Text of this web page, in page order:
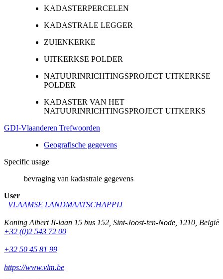
KADASTERPERCELEN
KADASTRALE LEGGER
ZUIENKERKE
UITKERKSE POLDER
NATUURINRICHTINGSPROJECT UITKERKSE
POLDER
KADASTER VAN HET
NATUURINRICHTINGSPROJECT UITKERKS
GDI-Vlaanderen Trefwoorden
Geografische gegevens
Specific usage
bevraging van kadastrale gegevens
User
VLAAMSE LANDMAATSCHAPPIJ
Koning Albert II-laan 15 bus 152 Sint-Joost-ten-Node 1210 België
+32 (0)2 543 72 00
+32 50 45 81 99
https://www.vlm.be